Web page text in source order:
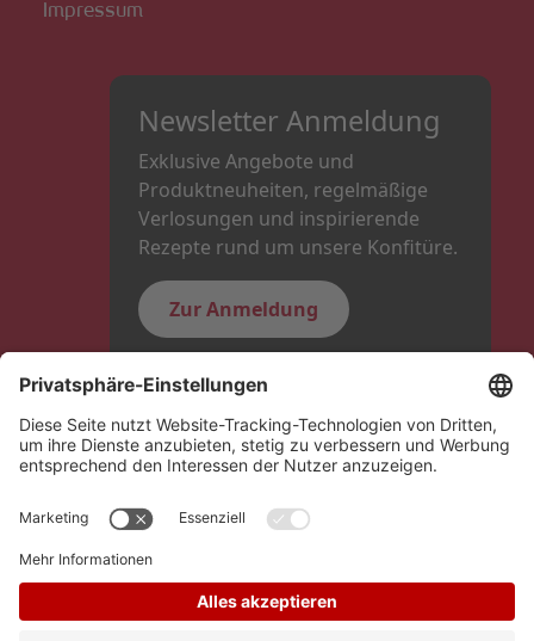
Impressum
Newsletter Anmeldung
Exklusive Angebote und
Produktneuheiten, regelmäßige
Verlosungen und inspirierende
Rezepte rund um unsere Konfitüre.
Zur Anmeldung
Folge uns
Hero Global
Copyright © Schwartauer Werke 2026